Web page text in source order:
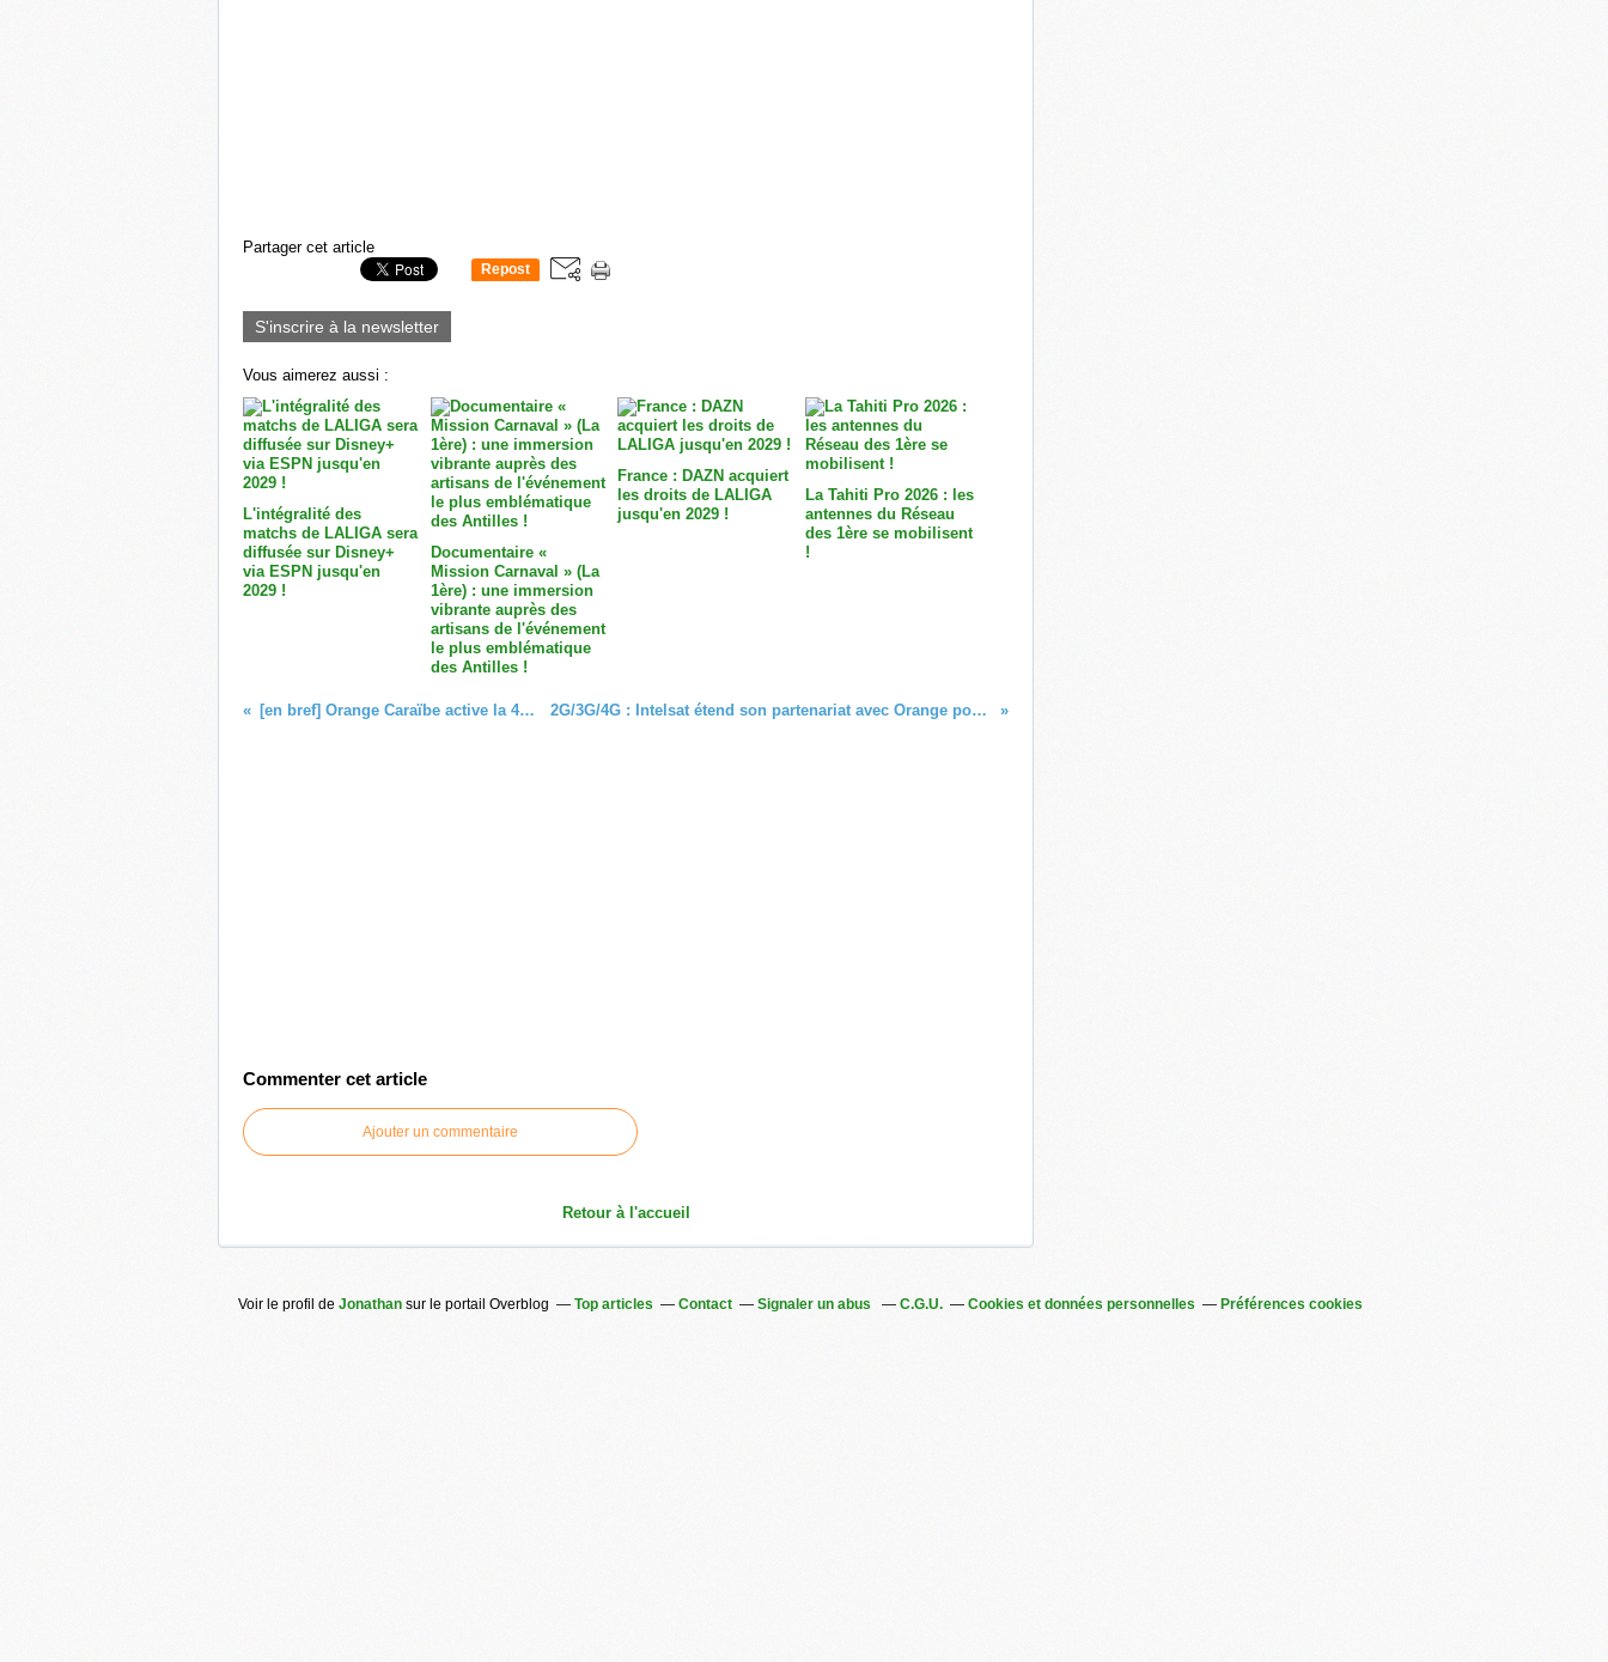
Partager cet article
Repost
S'inscrire à la newsletter
Vous aimerez aussi :
L'intégralité des
matchs de LALIGA sera
diffusée sur Disney+
via ESPN jusqu'en
2029 !
Documentaire «
Mission Carnaval » (La
1ère) : une immersion
vibrante auprès des
artisans de l'événement
le plus emblématique
des Antilles !
France : DAZN acquiert
les droits de LALIGA
jusqu'en 2029 !
La Tahiti Pro 2026 : les
antennes du Réseau
des 1ère se mobilisent
!
[en bref] Orange Caraïbe active la 4G dans deux communes de Guyane ! 2G/3G/4G : Intelsat étend son partenariat avec Orange pour fournir des services de backhaul cellulaire en Guyane !
Commenter cet article
Ajouter un commentaire
Retour à l'accueil
Voir le profil de Jonathan sur le portail Overblog Top articles Contact Signaler un abus C.G.U. Cookies et données personnelles Préférences cookies